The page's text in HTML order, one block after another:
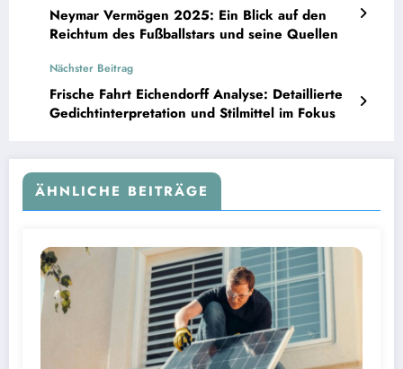
Neymar Vermögen 2025: Ein Blick auf den
Reichtum des Fußballstars und seine Quellen
Nächster Beitrag
Frische Fahrt Eichendorff Analyse: Detaillierte
Gedichtinterpretation und Stilmittel im Fokus
ÄHNLICHE BEITRÄGE